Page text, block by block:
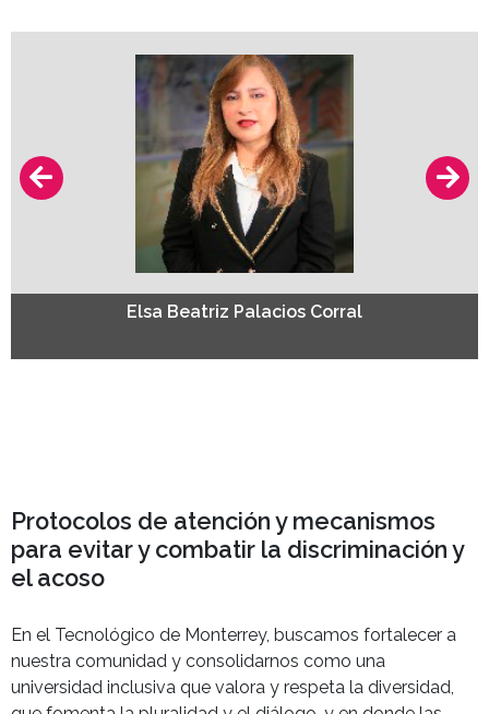
Elsa Beatriz Palacios Corral
Protocolos de atención y mecanismos
para evitar y combatir la discriminación y
el acoso
En el Tecnológico de Monterrey, buscamos fortalecer a
nuestra comunidad y consolidarnos como una
universidad inclusiva que valora y respeta la diversidad,